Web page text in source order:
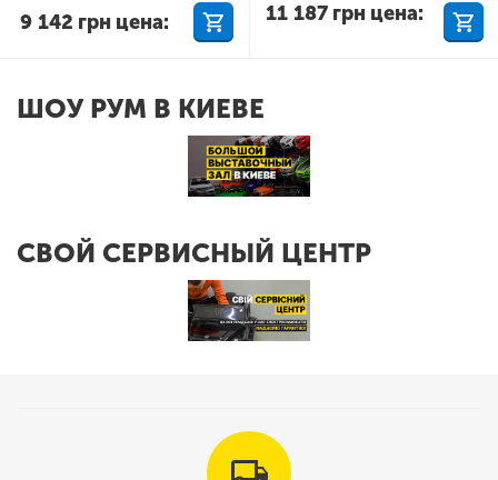
9 142 грн цена: 11 187 грн цена:
ШОУ РУМ В КИЕВЕ
СВОЙ СЕРВИСНЫЙ ЦЕНТР